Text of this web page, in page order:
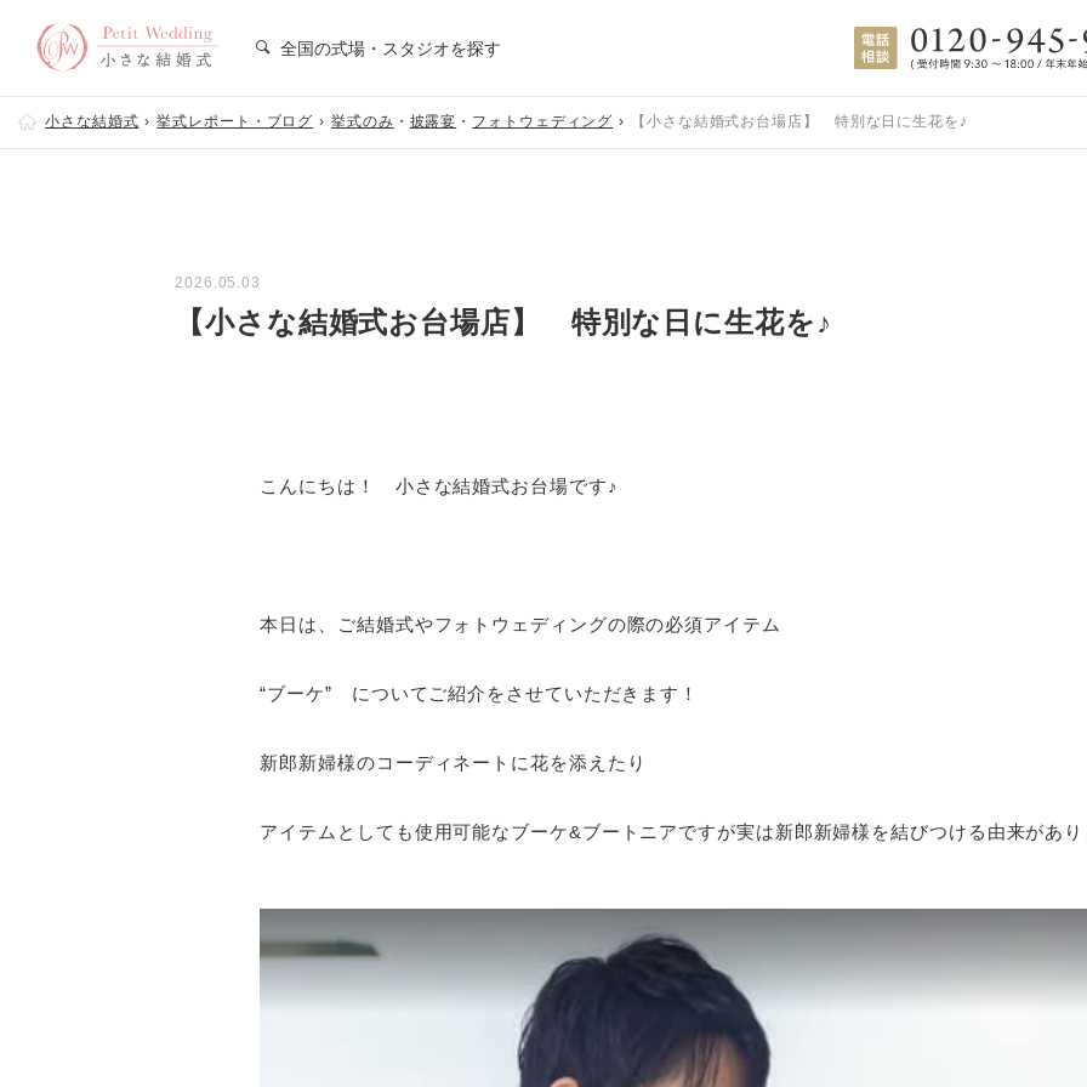
全国の式場・スタジオを探す
小さな結婚式 挙式レポート・ブログ 挙式のみ ・ 披露宴 ・ フォトウェディング 【小さな結婚式お台場店】 特別な日に生花を♪
2026.05.03
【小さな結婚式お台場店】 特別な日に生花を♪
こんにちは！ 小さな結婚式お台場です♪
本日は、ご結婚式やフォトウェディングの際の必須アイテム
“ブーケ” についてご紹介をさせていただきます！
新郎新婦様のコーディネートに花を添えたり
アイテムとしても使用可能なブーケ&ブートニアですが実は新郎新婦様を結びつける由来があ